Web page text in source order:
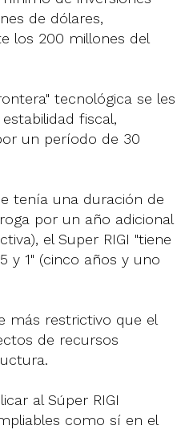
de dólares,
los 200 millones del
tecnológica se les
fiscal,
un período de 30
tenía una duración de
por un año adicional
el Super RIGI "tiene
y 1" (cinco años y uno
más restrictivo que el
de recursos
al Súper RIGI
como sí en el